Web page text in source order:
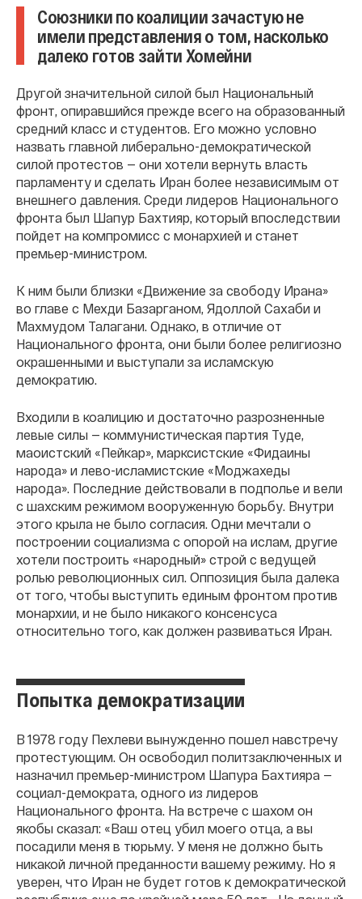
Союзники по коалиции зачастую не
имели представления о том, насколько
далеко готов зайти Хомейни
Другой значительной силой был Национальный
фронт, опиравшийся прежде всего на образованный
средний класс и студентов. Его можно условно
назвать главной либерально-демократической
силой протестов — они хотели вернуть власть
парламенту и сделать Иран более независимым от
внешнего давления. Среди лидеров Национального
фронта был Шапур Бахтияр, который впоследствии
пойдет на компромисс с монархией и станет
премьер-министром.
К ним были близки «Движение за свободу Ирана»
во главе с Мехди Базарганом, Ядоллой Сахаби и
Махмудом Талагани. Однако, в отличие от
Национального фронта, они были более религиозно
окрашенными и выступали за исламскую
демократию.
Входили в коалицию и достаточно разрозненные
левые силы — коммунистическая партия Туде,
маоистский «Пейкар», марксистские «Фидаины
народа» и лево-исламистские «Моджахеды
народа». Последние действовали в подполье и вели
с шахским режимом вооруженную борьбу. Внутри
этого крыла не было согласия. Одни мечтали о
построении социализма с опорой на ислам, другие
хотели построить «народный» строй с ведущей
ролью революционных сил. Оппозиция была далека
от того, чтобы выступить единым фронтом против
монархии, и не было никакого консенсуса
относительно того, как должен развиваться Иран.
Попытка демократизации
В 1978 году Пехлеви вынужденно пошел навстречу
протестующим. Он освободил политзаключенных и
назначил премьер-министром Шапура Бахтияра —
социал-демократа, одного из лидеров
Национального фронта. На встрече с шахом он
якобы сказал: «Ваш отец убил моего отца, а вы
посадили меня в тюрьму. У меня не должно быть
никакой личной преданности вашему режиму. Но я
уверен, что Иран не будет готов к демократической